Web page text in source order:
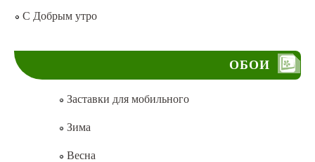
С Добрым утро
ОБОИ
Заставки для мобильного
Зима
Весна